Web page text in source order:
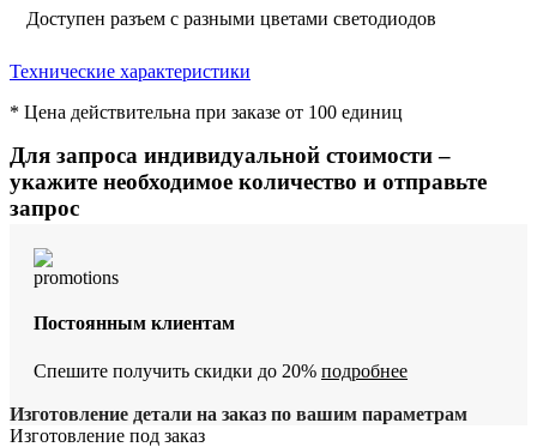
Доступен разъем с разными цветами светодиодов
Технические характеристики
* Цена действительна при заказе от 100 единиц
Для запроса индивидуальной стоимости –
укажите необходимое количество и отправьте
запрос
Постоянным клиентам
Спешите получить скидки до 20% подробнее
Изготовление детали на заказ по вашим параметрам
Изготовление под заказ